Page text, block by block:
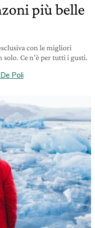
più belle
con le migliori
Ce n’è per tutti i gusti.
Poli